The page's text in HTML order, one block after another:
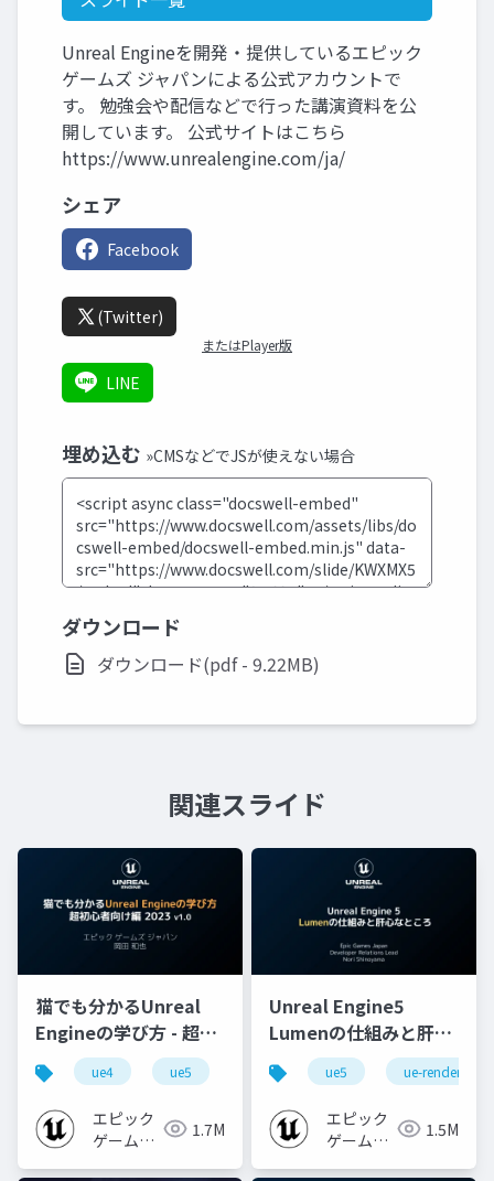
Unreal Engineを開発・提供しているエピック
ゲームズ ジャパンによる公式アカウントで
す。 勉強会や配信などで行った講演資料を公
開しています。 公式サイトはこちら
https://www.unrealengine.com/ja/
シェア
Facebook
(Twitter)
またはPlayer版
LINE
埋め込む »CMSなどでJSが使えない場合
ダウンロード
ダウンロード(pdf - 9.22MB)
関連スライド
猫でも分かるUnreal
Engineの学び方 - 超初
心者向け編 - 2023 v1.0
ue4 ue5 ue-beginner
エピック
ゲームズ
1.7M
Unreal Engine5
Lumenの仕組みと肝心
なところ
ue5 ue-rendering
エピック
ゲームズ
1.5M